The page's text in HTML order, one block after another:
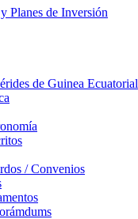
Planes de Inversión
de Guinea Ecuatorial
/ Convenios